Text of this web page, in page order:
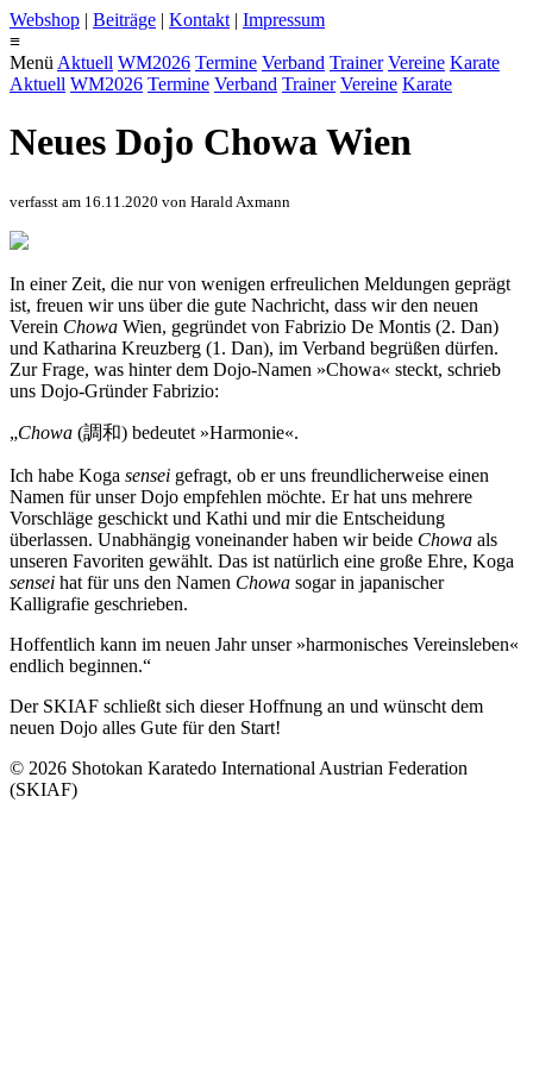
Webshop | Beiträge | Kontakt | Impressum
≡
Menü Aktuell WM2026 Termine Verband Trainer Vereine Karate
Aktuell WM2026 Termine Verband Trainer Vereine Karate
Neues Dojo Chowa Wien
verfasst am 16.11.2020 von Harald Axmann
In einer Zeit, die nur von wenigen erfreulichen Meldungen geprägt
ist, freuen wir uns über die gute Nachricht, dass wir den neuen
Verein Chowa Wien, gegründet von Fabrizio De Montis (2. Dan)
und Katharina Kreuzberg (1. Dan), im Verband begrüßen dürfen.
Zur Frage, was hinter dem Dojo-Namen »Chowa« steckt, schrieb
uns Dojo-Gründer Fabrizio:
„Chowa (調和) bedeutet »Harmonie«.
Ich habe Koga sensei gefragt, ob er uns freundlicherweise einen
Namen für unser Dojo empfehlen möchte. Er hat uns mehrere
Vorschläge geschickt und Kathi und mir die Entscheidung
überlassen. Unabhängig voneinander haben wir beide Chowa als
unseren Favoriten gewählt. Das ist natürlich eine große Ehre, Koga
sensei hat für uns den Namen Chowa sogar in japanischer
Kalligrafie geschrieben.
Hoffentlich kann im neuen Jahr unser »harmonisches Vereinsleben«
endlich beginnen.“
Der SKIAF schließt sich dieser Hoffnung an und wünscht dem
neuen Dojo alles Gute für den Start!
© 2026 Shotokan Karatedo International Austrian Federation
(SKIAF)